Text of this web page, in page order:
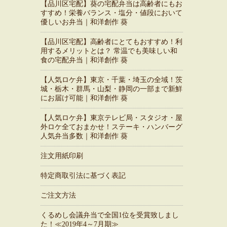
【品川区宅配】葵の宅配弁当は高齢者にもお
すすめ！栄養バランス・塩分・値段において
優しいお弁当｜和洋創作 葵
【品川区宅配】高齢者にとてもおすすめ！利
用するメリットとは？ 常温でも美味しい和
食の宅配弁当｜和洋創作 葵
【人気ロケ弁】東京・千葉・埼玉の全域！茨
城・栃木・群馬・山梨・静岡の一部まで新鮮
にお届け可能｜和洋創作 葵
【人気ロケ弁】東京テレビ局・スタジオ・屋
外ロケ全ておまかせ！ステーキ・ハンバーグ
人気弁当多数｜和洋創作 葵
注文用紙印刷
特定商取引法に基づく表記
ご注文方法
くるめし会議弁当で全国1位を受賞致しまし
た！≪2019年4～7月期≫